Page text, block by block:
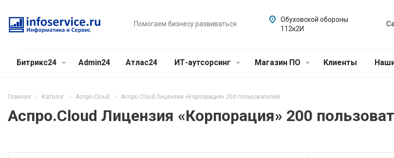
Помогаем бизнесу развиваться
Обуховской обороны
112к2И
Битрикс24 Admin24 Атлас24 ИТ-аутсорсинг Магазин ПО Клиенты
Главная Каталог Аспро.Cloud Аспро.Cloud Лицензия «Корпорация» 200 пользователей
Аспро.Cloud Лицензия «Корпорация» 200